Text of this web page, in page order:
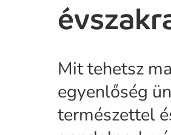
Mit tehetsz
egyenlőség
természettel